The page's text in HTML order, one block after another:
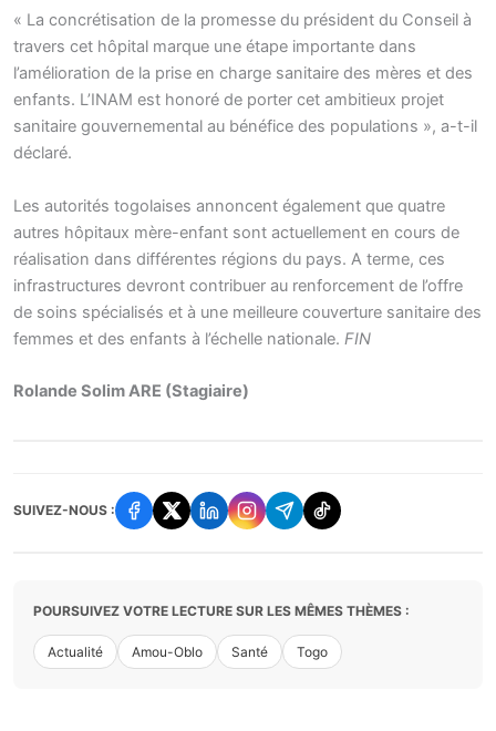
« La concrétisation de la promesse du président du Conseil à
travers cet hôpital marque une étape importante dans
l’amélioration de la prise en charge sanitaire des mères et des
enfants. L’INAM est honoré de porter cet ambitieux projet
sanitaire gouvernemental au bénéfice des populations », a-t-il
déclaré.
Les autorités togolaises annoncent également que quatre
autres hôpitaux mère-enfant sont actuellement en cours de
réalisation dans différentes régions du pays. A terme, ces
infrastructures devront contribuer au renforcement de l’offre
de soins spécialisés et à une meilleure couverture sanitaire des
femmes et des enfants à l’échelle nationale. FIN
Rolande Solim ARE (Stagiaire)
SUIVEZ-NOUS :
POURSUIVEZ VOTRE LECTURE SUR LES MÊMES THÈMES :
Actualité Amou-Oblo Santé Togo